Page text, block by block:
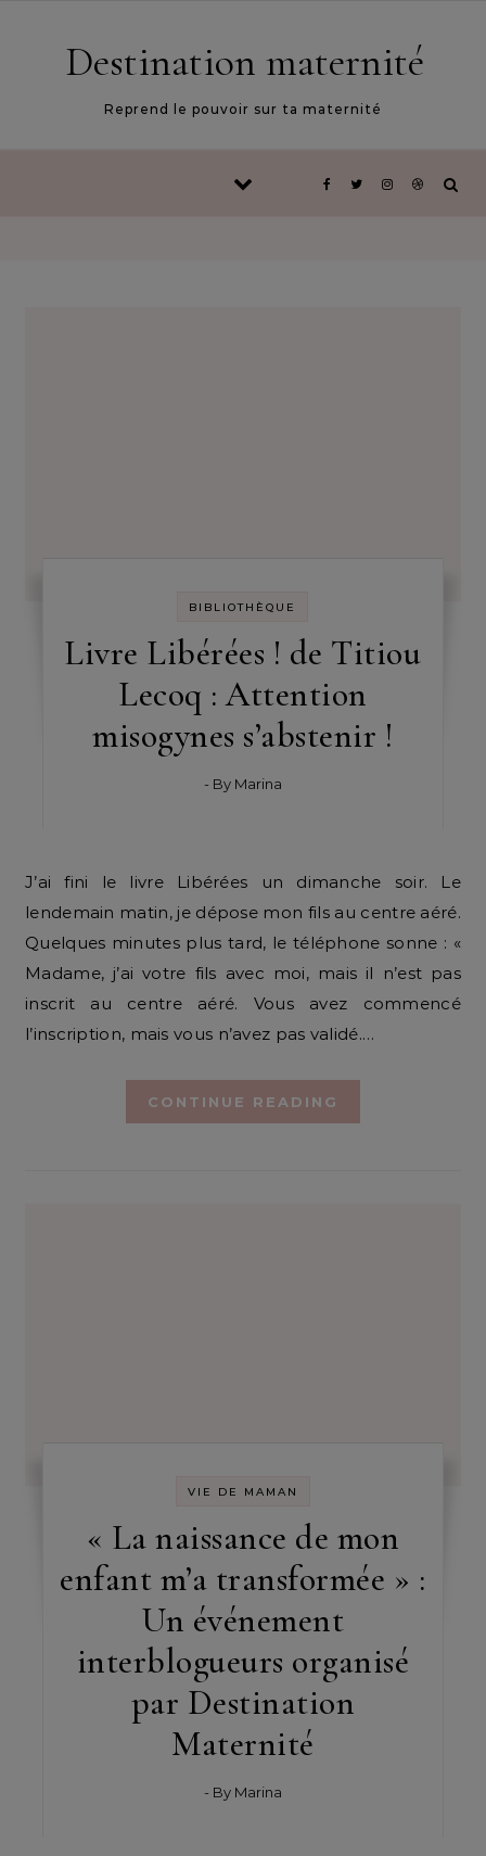
Destination maternité
Reprend le pouvoir sur ta maternité
BIBLIOTHÈQUE
Livre Libérées ! de Titiou
Lecoq : Attention
misogynes s’abstenir !
- By Marina
J’ai fini le livre Libérées un dimanche soir. Le
lendemain matin, je dépose mon fils au centre aéré.
Quelques minutes plus tard, le téléphone sonne : «
Madame, j’ai votre fils avec moi, mais il n’est pas
inscrit au centre aéré. Vous avez commencé
l’inscription, mais vous n’avez pas validé.…
CONTINUE READING
VIE DE MAMAN
« La naissance de mon
enfant m’a transformée » :
Un événement
interblogueurs organisé
par Destination
Maternité
- By Marina